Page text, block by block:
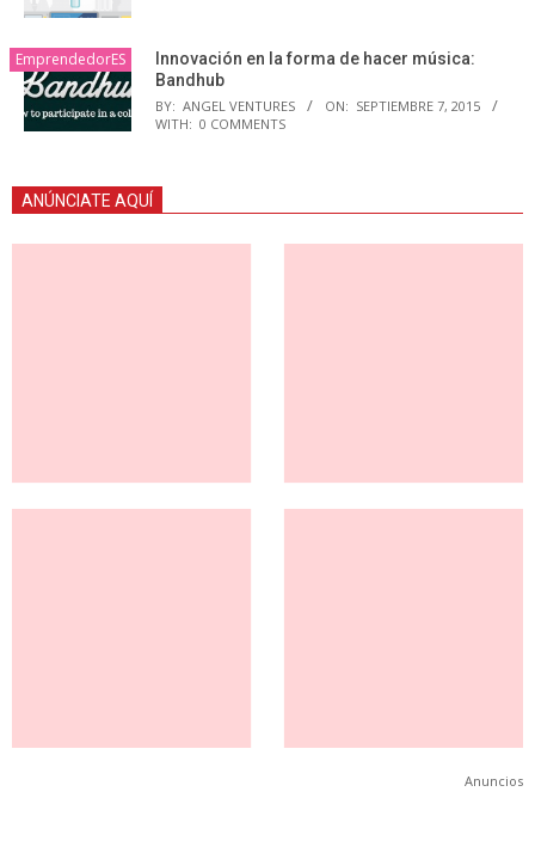
EmprendedorES
Innovación en la forma de hacer música:
Bandhub
BY: ANGEL VENTURES ON: SEPTIEMBRE 7, 2015
WITH: 0 COMMENTS
ANÚNCIATE AQUÍ
Anuncios